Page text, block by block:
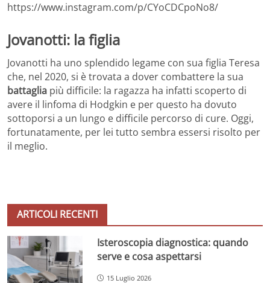
https://www.instagram.com/p/CYoCDCpoNo8/
Jovanotti: la figlia
Jovanotti ha uno splendido legame con sua figlia Teresa
che, nel 2020, si è trovata a dover combattere la sua
battaglia più difficile: la ragazza ha infatti scoperto di
avere il linfoma di Hodgkin e per questo ha dovuto
sottoporsi a un lungo e difficile percorso di cure. Oggi,
fortunatamente, per lei tutto sembra essersi risolto per
il meglio.
ARTICOLI RECENTI
Isteroscopia diagnostica: quando
serve e cosa aspettarsi
15 Luglio 2026